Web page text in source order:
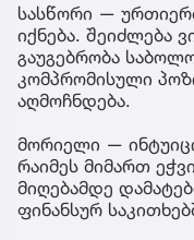
სასწორი —
იქნება. შეიძლება
გაუგებრობა
კომპრომისული
აღმოჩნდება.
მორიელი —
რაიმეს მიმართ
მიღებამდე
ფინანსურ